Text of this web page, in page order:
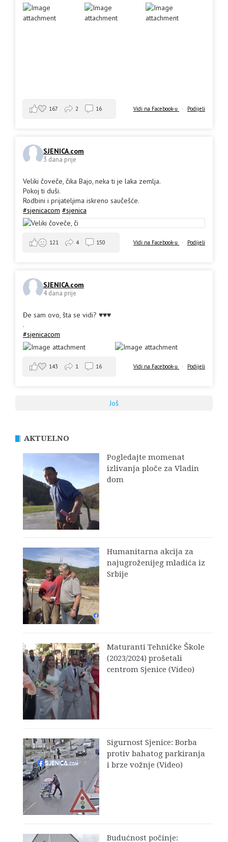
Vidi na Facebook-u · Podijeli
167 2 16
SJENICA.com
3 dana prije
Veliki čoveče, čika Bajo, neka ti je laka zemlja.
Pokoj ti duši.
Rodbini i prijateljima iskreno saučešće.
#sjenicacom #sjenica
Vidi na Facebook-u · Podijeli
121 4 150
SJENICA.com
4 dana prije
Đe sam ovo, šta se vidi? ♥️♥️♥️
.
#sjenicacom
Vidi na Facebook-u · Podijeli
143 1 16
Još
AKTUELNO
Pogledajte momenat
izlivanja ploče za Vladin
dom
Humanitarna akcija za
najugroženijeg mladića iz
Srbije
Maturanti Tehničke Škole
(2023/2024) prošetali
centrom Sjenice (Video)
Sigurnost Sjenice: Borba
protiv bahatog parkiranja
i brze vožnje (Video)
Budućnost počinje: